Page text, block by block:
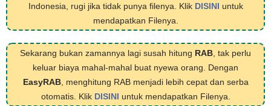
Indonesia, rugi jika tidak punya filenya. Klik DISINI untuk
mendapatkan Filenya.
Sekarang bukan zamannya lagi susah hitung RAB , tak perlu
keluar biaya mahal-mahal buat nyewa orang. Dengan
EasyRAB, menghitung RAB menjadi lebih cepat dan serba
otomatis. Klik DISINI untuk mendapatkan Filenya.